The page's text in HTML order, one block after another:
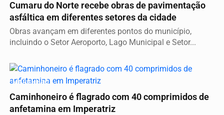
Cumaru do Norte recebe obras de pavimentação
asfáltica em diferentes setores da cidade
Obras avançam em diferentes pontos do município,
incluindo o Setor Aeroporto, Lago Municipal e Setor...
MARANHÃO
Caminhoneiro é flagrado com 40 comprimidos de
anfetamina em Imperatriz